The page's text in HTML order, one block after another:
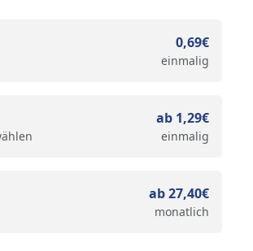
0,69€
einmalig
ab 1,29€
einmalig
ab 27,40€
monatlich